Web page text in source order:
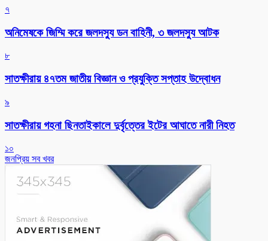
৭
অনিমেষকে জিম্মি করে জলদস্যু ডন বাহিনী, ৩ জলদস্যু আটক
৮
সাতক্ষীরায় ৪৭তম জাতীয় বিজ্ঞান ও প্রযুক্তি সপ্তাহ উদ্বোধন
৯
সাতক্ষীরায় গহনা ছিনতাইকালে দুর্বৃত্তের ইটের আঘাতে নারী নিহত
১০
জনপ্রিয় সব খবর